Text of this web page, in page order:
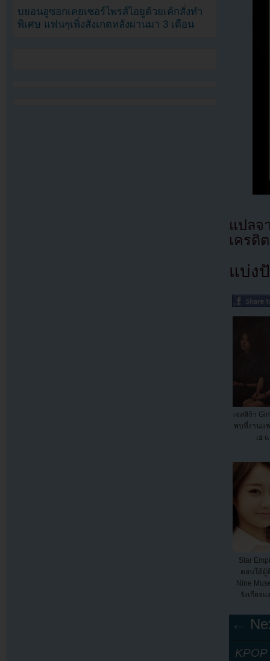
แปลจ
เครดิ
แบ่ง
เจสสิก้า
พบที่งานแ
เฮ
Star
ตอบโต้ผู้
Nine
รังเกียจ
←
บยอนอูซอกเคยเซอร์ไพรส์ไอยูด้วยเค้กสั่งทำ
พิเศษ แฟนๆเพิ่งสังเกตหลังผ่านมา 3 เดือน